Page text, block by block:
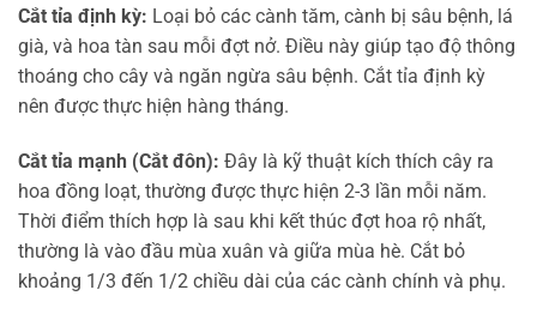
Cắt tỉa định kỳ: Loại bỏ các cành tăm, cành bị sâu bệnh, lá
già, và hoa tàn sau mỗi đợt nở. Điều này giúp tạo độ thông
thoáng cho cây và ngăn ngừa sâu bệnh. Cắt tỉa định kỳ
nên được thực hiện hàng tháng.
Cắt tỉa mạnh (Cắt đôn): Đây là kỹ thuật kích thích cây ra
hoa đồng loạt, thường được thực hiện 2-3 lần mỗi năm.
Thời điểm thích hợp là sau khi kết thúc đợt hoa rộ nhất,
thường là vào đầu mùa xuân và giữa mùa hè. Cắt bỏ
khoảng 1/3 đến 1/2 chiều dài của các cành chính và phụ.